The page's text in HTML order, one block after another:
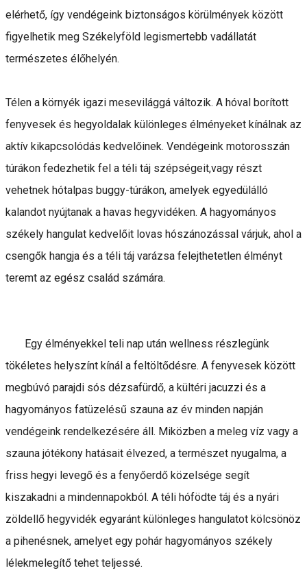
elérhető, így vendégeink biztonságos körülmények között
figyelhetik meg Székelyföld legismertebb vadállatát
természetes élőhelyén.
Télen a környék igazi mesevilággá változik. A hóval borított
fenyvesek és hegyoldalak különleges élményeket kínálnak az
aktív kikapcsolódás kedvelőinek. Vendégeink motorosszán
túrákon fedezhetik fel a téli táj szépségeit,vagy részt
vehetnek hótalpas buggy-túrákon, amelyek egyedülálló
kalandot nyújtanak a havas hegyvidéken. A hagyományos
székely hangulat kedvelőit lovas hószánozással várjuk, ahol a
csengők hangja és a téli táj varázsa felejthetetlen élményt
teremt az egész család számára.
Egy élményekkel teli nap után wellness részlegünk
tökéletes helyszínt kínál a feltöltődésre. A fenyvesek között
megbúvó parajdi sós dézsafürdő, a kültéri jacuzzi és a
hagyományos fatüzelésű szauna az év minden napján
vendégeink rendelkezésére áll. Miközben a meleg víz vagy a
szauna jótékony hatásait élvezed, a természet nyugalma, a
friss hegyi levegő és a fenyőerdő közelsége segít
kiszakadni a mindennapokból. A téli hófödte táj és a nyári
zöldellő hegyvidék egyaránt különleges hangulatot kölcsönöz
a pihenésnek, amelyet egy pohár hagyományos székely
lélekmelegítő tehet teljessé.